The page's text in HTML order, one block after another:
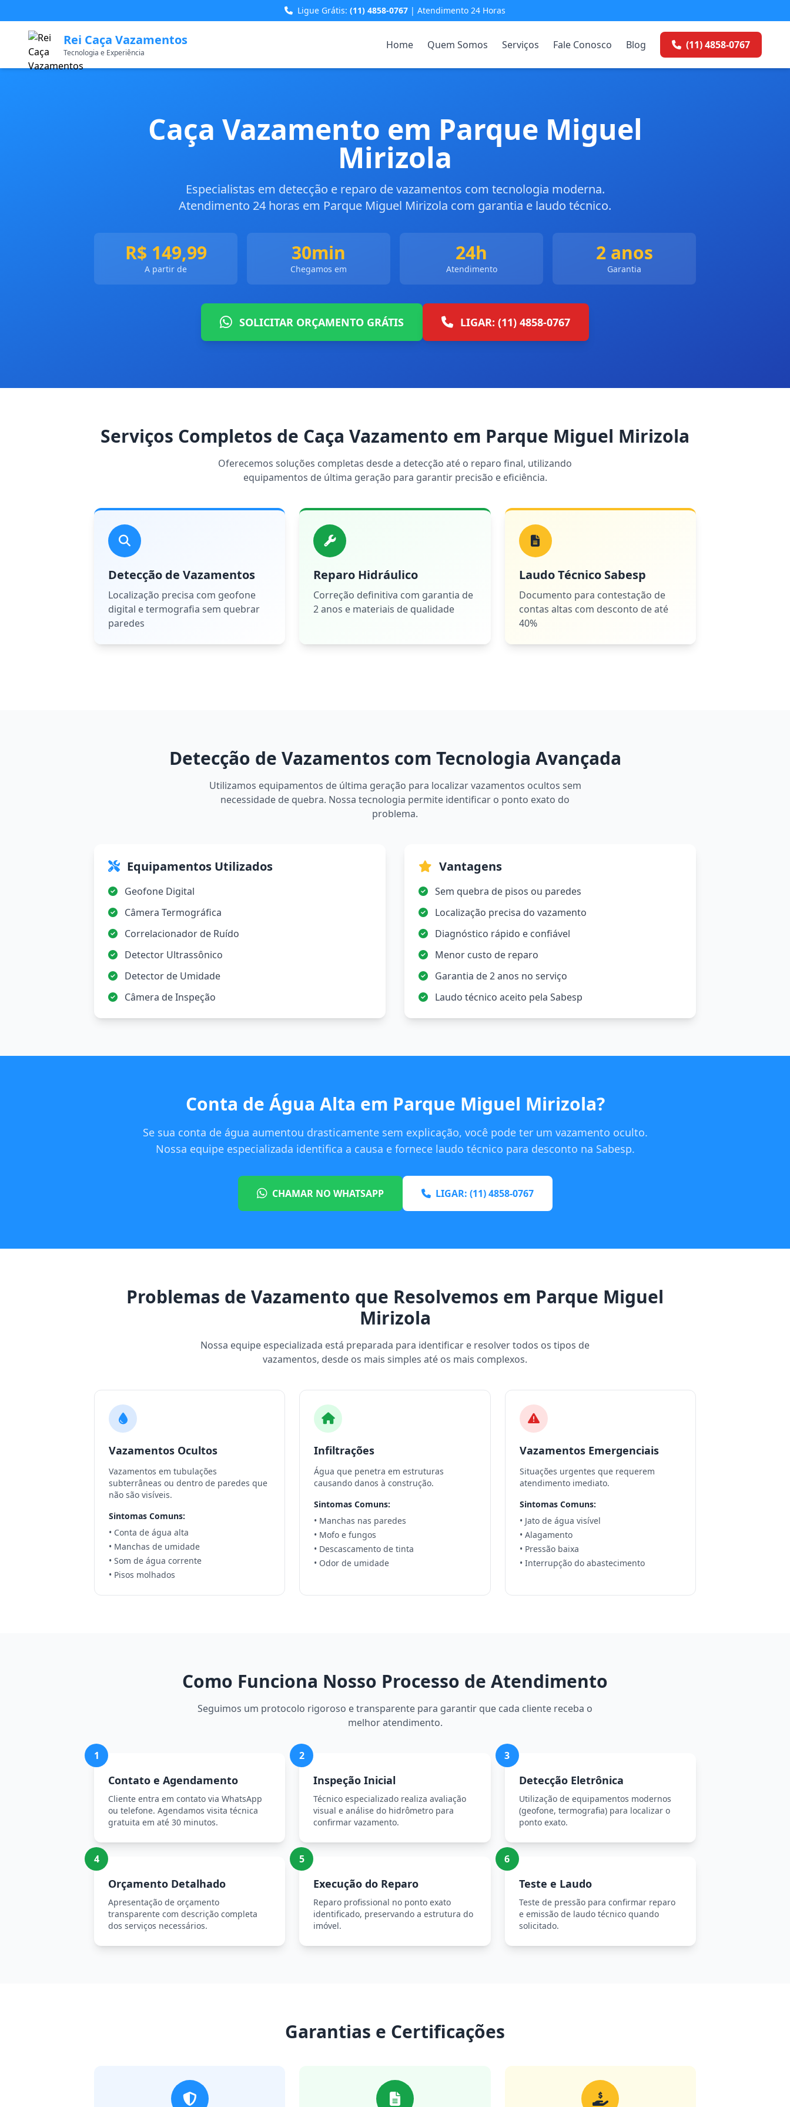
Ligue Grátis: (11) 4858-0767 | Atendimento 24 Horas
Rei Caça Vazamentos
Tecnologia e Experiência
Home Quem Somos Serviços Fale Conosco Blog (11) 4858-0767
Caça Vazamento em Parque Miguel
Mirizola
Especialistas em detecção e reparo de vazamentos com tecnologia moderna.
Atendimento 24 horas em Parque Miguel Mirizola com garantia e laudo técnico.
R$ 149,99
A partir de
30min
Chegamos em
24h
Atendimento
2 anos
Garantia
SOLICITAR ORÇAMENTO GRÁTIS LIGAR: (11) 4858-0767
Serviços Completos de Caça Vazamento em Parque Miguel Mirizola
Oferecemos soluções completas desde a detecção até o reparo final, utilizando
equipamentos de última geração para garantir precisão e eficiência.
Detecção de Vazamentos
Localização precisa com geofone
digital e termografia sem quebrar
paredes
Reparo Hidráulico
Correção definitiva com garantia de
2 anos e materiais de qualidade
Laudo Técnico Sabesp
Documento para contestação de
contas altas com desconto de até
40%
Detecção de Vazamentos com Tecnologia Avançada
Utilizamos equipamentos de última geração para localizar vazamentos ocultos sem
necessidade de quebra. Nossa tecnologia permite identificar o ponto exato do
problema.
Equipamentos Utilizados
Geofone Digital
Câmera Termográfica
Correlacionador de Ruído
Detector Ultrassônico
Detector de Umidade
Câmera de Inspeção
Vantagens
Sem quebra de pisos ou paredes
Localização precisa do vazamento
Diagnóstico rápido e confiável
Menor custo de reparo
Garantia de 2 anos no serviço
Laudo técnico aceito pela Sabesp
Conta de Água Alta em Parque Miguel Mirizola?
Se sua conta de água aumentou drasticamente sem explicação, você pode ter um vazamento oculto.
Nossa equipe especializada identifica a causa e fornece laudo técnico para desconto na Sabesp.
CHAMAR NO WHATSAPP LIGAR: (11) 4858-0767
Problemas de Vazamento que Resolvemos em Parque Miguel
Mirizola
Nossa equipe especializada está preparada para identificar e resolver todos os tipos de
vazamentos, desde os mais simples até os mais complexos.
Vazamentos Ocultos
Vazamentos em tubulações
subterrâneas ou dentro de paredes que
não são visíveis.
Sintomas Comuns:
• Conta de água alta
• Manchas de umidade
• Som de água corrente
• Pisos molhados
Infiltrações
Água que penetra em estruturas
causando danos à construção.
Sintomas Comuns:
• Manchas nas paredes
• Mofo e fungos
• Descascamento de tinta
• Odor de umidade
Vazamentos Emergenciais
Situações urgentes que requerem
atendimento imediato.
Sintomas Comuns:
• Jato de água visível
• Alagamento
• Pressão baixa
• Interrupção do abastecimento
Como Funciona Nosso Processo de Atendimento
Seguimos um protocolo rigoroso e transparente para garantir que cada cliente receba o
melhor atendimento.
1
Contato e Agendamento
Cliente entra em contato via WhatsApp
ou telefone. Agendamos visita técnica
gratuita em até 30 minutos.
2
Inspeção Inicial
Técnico especializado realiza avaliação
visual e análise do hidrômetro para
confirmar vazamento.
3
Detecção Eletrônica
Utilização de equipamentos modernos
(geofone, termografia) para localizar o
ponto exato.
4
Orçamento Detalhado
Apresentação de orçamento
transparente com descrição completa
dos serviços necessários.
5
Execução do Reparo
Reparo profissional no ponto exato
identificado, preservando a estrutura do
imóvel.
6
Teste e Laudo
Teste de pressão para confirmar reparo
e emissão de laudo técnico quando
solicitado.
Garantias e Certificações